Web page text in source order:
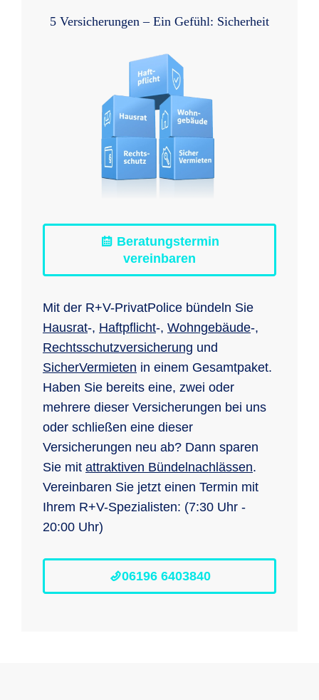
5 Versicherungen – Ein Gefühl: Sicherheit
Beratungstermin
vereinbaren
Mit der R+V-PrivatPolice bündeln Sie
Hausrat-, Haftpflicht-, Wohngebäude-,
Rechtsschutzversicherung und
SicherVermieten in einem Gesamtpaket.
Haben Sie bereits eine, zwei oder
mehrere dieser Versicherungen bei uns
oder schließen eine dieser
Versicherungen neu ab? Dann sparen
Sie mit attraktiven Bündelnachlässen.
Vereinbaren Sie jetzt einen Termin mit
Ihrem R+V-Spezialisten: (7:30 Uhr -
20:00 Uhr)
06196 6403840